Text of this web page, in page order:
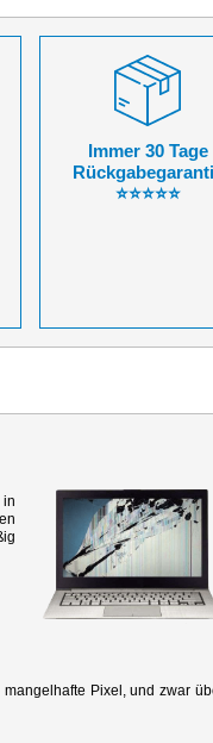
Immer 30 Tage
⭐⭐⭐⭐⭐
in
Pixel, und zwar